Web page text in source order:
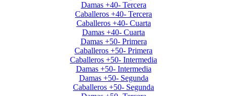
Damas +40- Tercera
Caballeros +40- Tercera
Caballeros +40- Cuarta
Damas +40- Cuarta
Damas +50- Primera
Caballeros +50- Primera
Caballeros +50- Intermedia
Damas +50- Intermedia
Damas +50- Segunda
Caballeros +50- Segunda